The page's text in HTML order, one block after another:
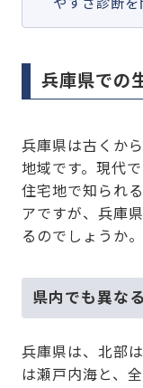
やすさ診断を
兵庫県での
兵庫県は古くか
地域です。現代
住宅地で知られ
アですが、兵庫
るのでしょうか。
県内でも異な
兵庫県は、北部
は瀬戸内海と、